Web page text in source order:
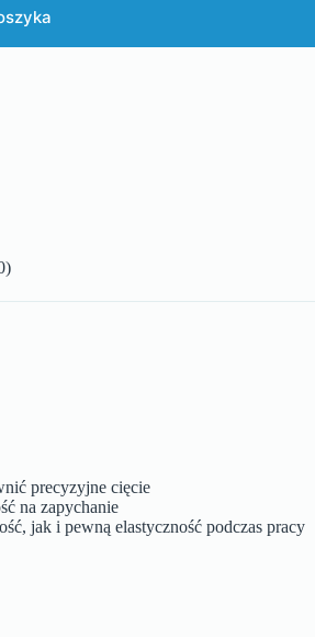
precyzyjne cięcie
na zapychanie
jak i pewną elastyczność podczas pracy